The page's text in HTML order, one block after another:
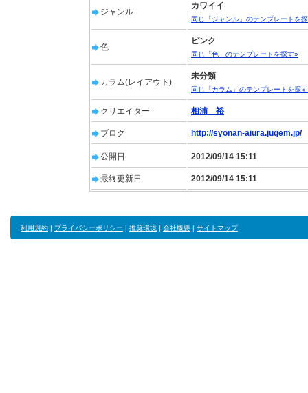
ジャンル
カワイイ
同じ「ジャンル」のテンプレートを
色
ピンク
同じ「色」のテンプレートを探す»
カラム(レイアウト)
未分類
同じ「カラム」のテンプレートを探
クリエイター 相浦 裕
ブログ http://syonan-aiura.jugem.jp/
公開日 2012/09/14 15:11
最終更新日 2012/09/14 15:11
利用規約 | プライバシーポリシー | 推奨環境 | 会社概要 | サイトマップ